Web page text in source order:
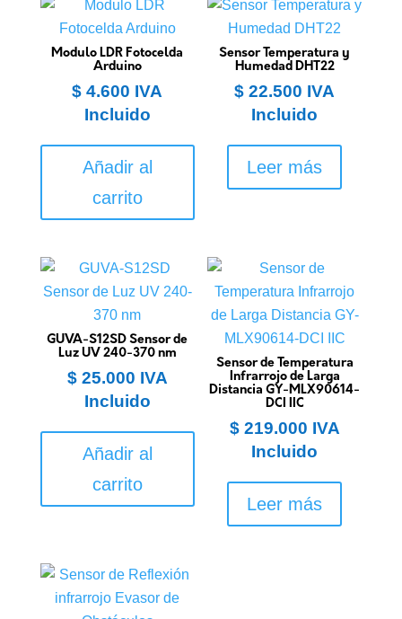
Modulo LDR Fotocelda
Arduino
$ 4.600 IVA
Incluido
Añadir al
carrito
Sensor Temperatura y
Humedad DHT22
$ 22.500 IVA
Incluido
Leer más
GUVA-S12SD Sensor de
Luz UV 240-370 nm
$25.000 IVA
Incluido
Añadir al
carrito
Sensor de Temperatura
Infrarrojo de Larga
Distancia GY-MLX90614-
DCI IIC
$219.000 IVA
Incluido
Leer más